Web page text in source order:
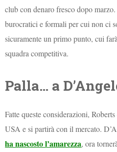
club con denaro fresco dopo
burocratici e formali per cui non ci
sicuramente un primo punto, cui
squadra competitiva.
Palla… a
Fatte queste considerazioni,
USA e si partirà con il mercato.
ha nascosto l’amarezza, ora